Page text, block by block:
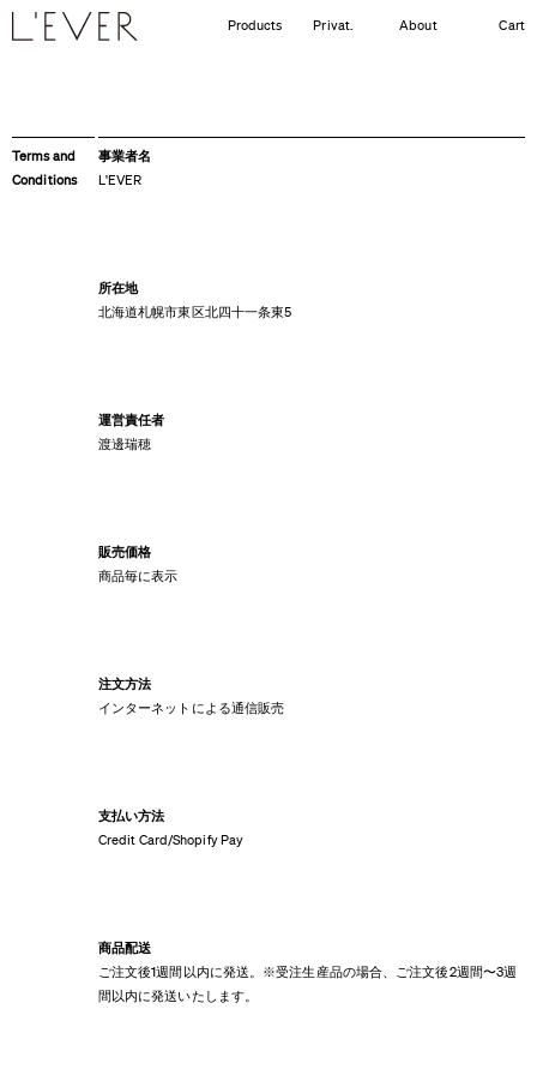
Products Privat. About Cart
Terms and
Conditions
事業者名
L'EVER
所在地
北海道札幌市東区北四十一条東5
運営責任者
渡邊瑞穂
販売価格
商品毎に表示
注文方法
インターネットによる通信販売
支払い方法
Credit Card/Shopify Pay
商品配送
ご注文後1週間以内に発送。※受注生産品の場合、ご注文後2週間〜3週
間以内に発送いたします。